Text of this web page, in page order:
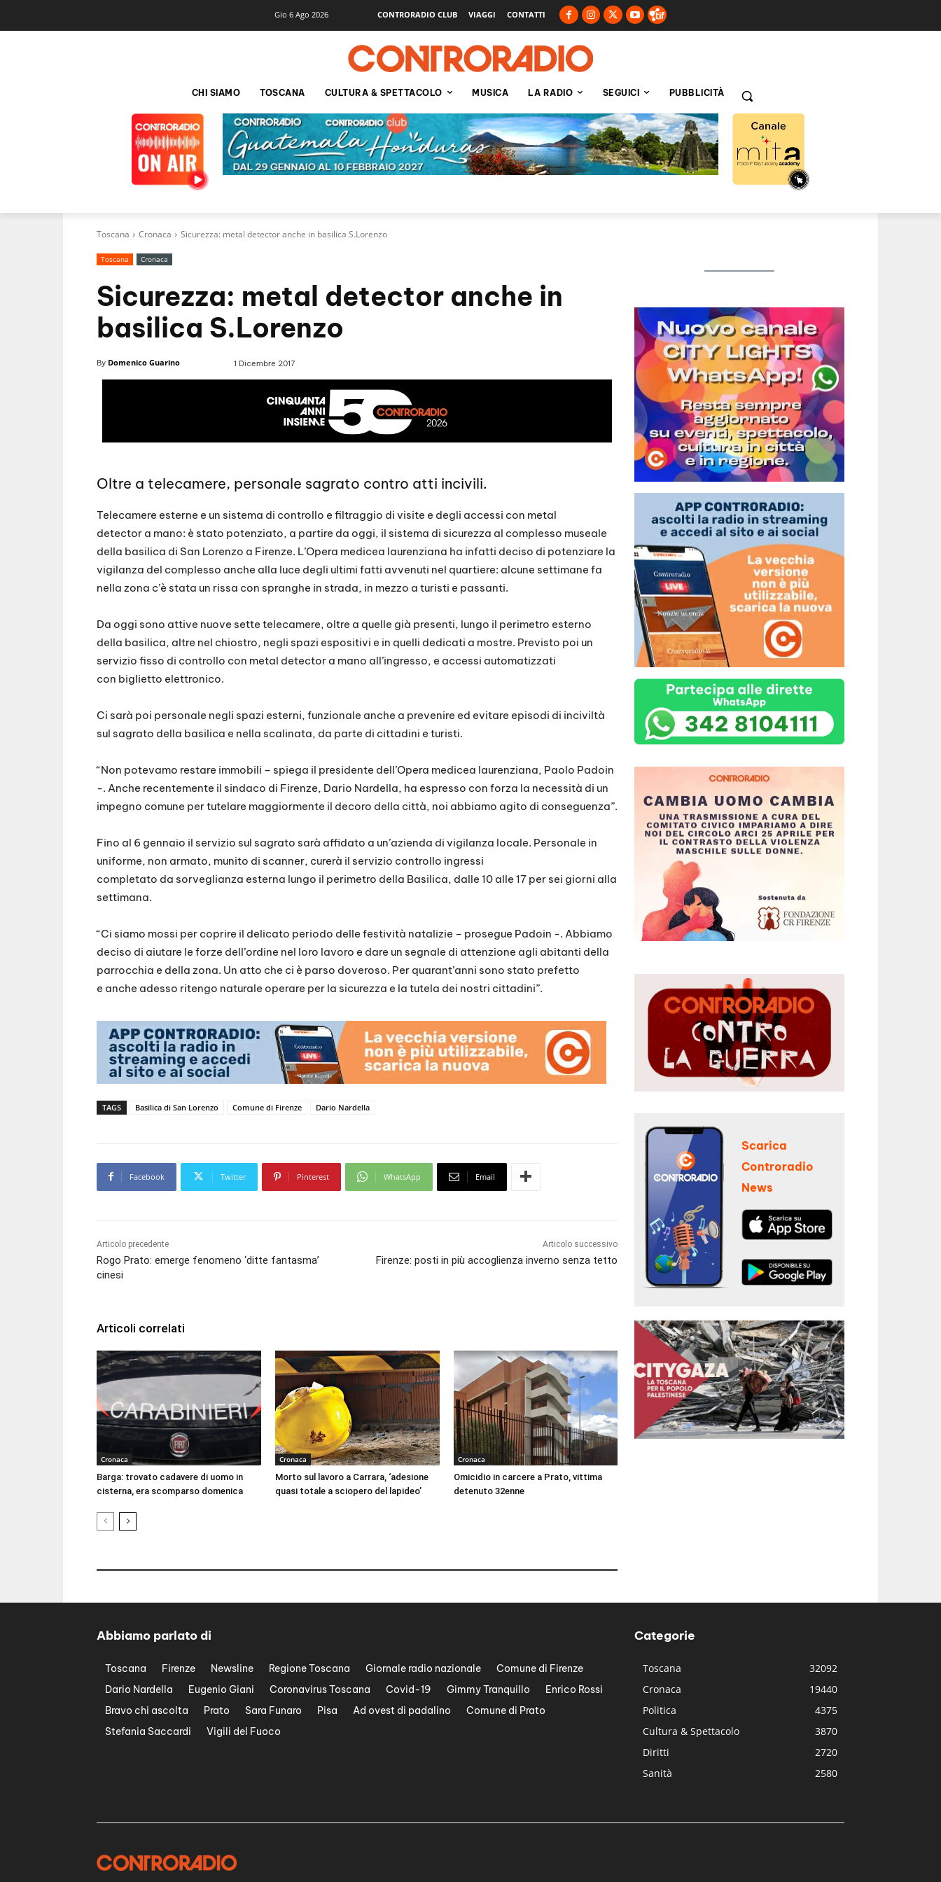
Gio 6 Ago 2026 CONTRORADIO CLUB VIAGGI CONTATTI
CHI SIAMO TOSCANA CULTURA & SPETTACOLO MUSICA LA RADIO SEGUICI PUBBLICITÀ
Toscana Cronaca Sicurezza: metal detector anche in basilica S.Lorenzo
Toscana Cronaca
Sicurezza: metal detector anche in
basilica S.Lorenzo
By Domenico Guarino 1 Dicembre 2017
Oltre a telecamere, personale sagrato contro atti incivili.
Telecamere esterne e un sistema di controllo e filtraggio di visite e degli accessi con metal
detector a mano: è stato potenziato, a partire da oggi, il sistema di sicurezza al complesso museale
della basilica di San Lorenzo a Firenze. L’Opera medicea laurenziana ha infatti deciso di potenziare la
vigilanza del complesso anche alla luce degli ultimi fatti avvenuti nel quartiere: alcune settimane fa
nella zona c’è stata un rissa con spranghe in strada, in mezzo a turisti e passanti.
Da oggi sono attive nuove sette telecamere, oltre a quelle già presenti, lungo il perimetro esterno
della basilica, altre nel chiostro, negli spazi espositivi e in quelli dedicati a mostre. Previsto poi un
servizio fisso di controllo con metal detector a mano all’ingresso, e accessi automatizzati
con biglietto elettronico.
Ci sarà poi personale negli spazi esterni, funzionale anche a prevenire ed evitare episodi di inciviltà
sul sagrato della basilica e nella scalinata, da parte di cittadini e turisti.
“Non potevamo restare immobili – spiega il presidente dell’Opera medicea laurenziana, Paolo Padoin
-. Anche recentemente il sindaco di Firenze, Dario Nardella, ha espresso con forza la necessità di un
impegno comune per tutelare maggiormente il decoro della città, noi abbiamo agito di conseguenza”.
Fino al 6 gennaio il servizio sul sagrato sarà affidato a un’azienda di vigilanza locale. Personale in
uniforme, non armato, munito di scanner, curerà il servizio controllo ingressi
completato da sorveglianza esterna lungo il perimetro della Basilica, dalle 10 alle 17 per sei giorni alla
settimana.
“Ci siamo mossi per coprire il delicato periodo delle festività natalizie – prosegue Padoin -. Abbiamo
deciso di aiutare le forze dell’ordine nel loro lavoro e dare un segnale di attenzione agli abitanti della
parrocchia e della zona. Un atto che ci è parso doveroso. Per quarant’anni sono stato prefetto
e anche adesso ritengo naturale operare per la sicurezza e la tutela dei nostri cittadini”.
TAGS Basilica di San Lorenzo Comune di Firenze Dario Nardella
Facebook Twitter Pinterest WhatsApp Email
Articolo precedente
Rogo Prato: emerge fenomeno ‘ditte fantasma’
cinesi
Articolo successivo
Firenze: posti in più accoglienza inverno senza tetto
Articoli correlati
Cronaca
Barga: trovato cadavere di uomo in
cisterna, era scomparso domenica
Cronaca
Morto sul lavoro a Carrara, ‘adesione
quasi totale a sciopero del lapideo’
Cronaca
Omicidio in carcere a Prato, vittima
detenuto 32enne
Scarica
Controradio
News
Abbiamo parlato di
Toscana Firenze Newsline Regione Toscana Giornale radio nazionale
Comune di Firenze
Dario Nardella
Eugenio Giani Coronavirus Toscana Covid-19 Gimmy Tranquillo
Enrico Rossi
Bravo chi ascolta
Prato Sara Funaro Pisa Ad ovest di padalino
Comune di Prato
Stefania Saccardi
Vigili del Fuoco
Categorie
Toscana
32092
Cronaca
19440
Politica
4375
Cultura & Spettacolo
3870
Diritti
2720
Sanità
2580